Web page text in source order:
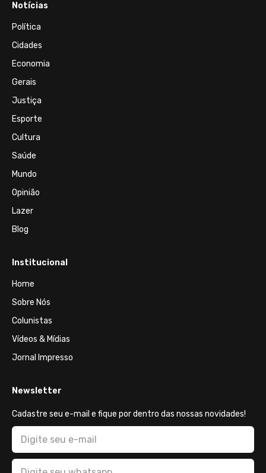
Notícias
Política
Cidades
Economia
Gerais
Justiça
Esporte
Cultura
Saúde
Mundo
Opinião
Lazer
Blog
Institucional
Home
Sobre Nós
Colunistas
Vídeos & Mídias
Jornal Impresso
Newsletter
Cadastre seu e-mail e fique por dentro das nossas novidades!